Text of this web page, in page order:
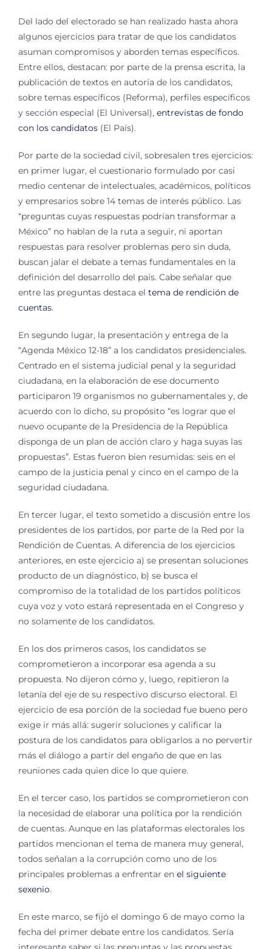
Del lado del electorado se han realizado hasta ahora
algunos ejercicios para tratar de que los candidatos
asuman compromisos y aborden temas específicos.
Entre ellos, destacan: por parte de la prensa escrita, la
publicación de textos en autoría de los candidatos,
sobre temas específicos (Reforma), perfiles específicos
y sección especial (El Universal), entrevistas de fondo
con los candidatos (El País).
Por parte de la sociedad civil, sobresalen tres ejercicios:
en primer lugar, el cuestionario formulado por casi
medio centenar de intelectuales, académicos, políticos
y empresarios sobre 14 temas de interés público. Las
“preguntas cuyas respuestas podrían transformar a
México” no hablan de la ruta a seguir, ni aportan
respuestas para resolver problemas pero sin duda,
buscan jalar el debate a temas fundamentales en la
definición del desarrollo del país. Cabe señalar que
entre las preguntas destaca el tema de rendición de
cuentas.
En segundo lugar, la presentación y entrega de la
“Agenda México 12-18” a los candidatos presidenciales.
Centrado en el sistema judicial penal y la seguridad
ciudadana, en la elaboración de ese documento
participaron 19 organismos no gubernamentales y, de
acuerdo con lo dicho, su propósito “es lograr que el
nuevo ocupante de la Presidencia de la República
disponga de un plan de acción claro y haga suyas las
propuestas”. Estas fueron bien resumidas: seis en el
campo de la justicia penal y cinco en el campo de la
seguridad ciudadana.
En tercer lugar, el texto sometido a discusión entre los
presidentes de los partidos, por parte de la Red por la
Rendición de Cuentas. A diferencia de los ejercicios
anteriores, en este ejercicio a) se presentan soluciones
producto de un diagnóstico, b) se busca el
compromiso de la totalidad de los partidos políticos
cuya voz y voto estará representada en el Congreso y
no solamente de los candidatos.
En los dos primeros casos, los candidatos se
comprometieron a incorporar esa agenda a su
propuesta. No dijeron cómo y, luego, repitieron la
letanía del eje de su respectivo discurso electoral. El
ejercicio de esa porción de la sociedad fue bueno pero
exige ir más allá: sugerir soluciones y calificar la
postura de los candidatos para obligarlos a no pervertir
más el diálogo a partir del engaño de que en las
reuniones cada quien dice lo que quiere.
En el tercer caso, los partidos se comprometieron con
la necesidad de elaborar una política por la rendición
de cuentas. Aunque en las plataformas electorales los
partidos mencionan el tema de manera muy general,
todos señalan a la corrupción como uno de los
principales problemas a enfrentar en el siguiente
sexenio.
En este marco, se fijó el domingo 6 de mayo como la
fecha del primer debate entre los candidatos. Sería